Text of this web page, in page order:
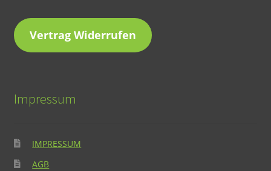
Vertrag Widerrufen
Impressum
IMPRESSUM
AGB